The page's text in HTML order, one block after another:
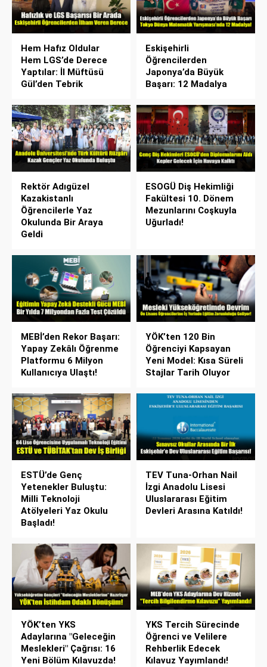
Hem Hafız Oldular
Hem LGS’de Derece
Yaptılar: İl Müftüsü
Gül’den Tebrik
Eskişehirli
Öğrencilerden
Japonya’da Büyük
Başarı: 12 Madalya
Rektör Adıgüzel
Kazakistanlı
Öğrencilerle Yaz
Okulunda Bir Araya
Geldi
ESOGÜ Diş Hekimliği
Fakültesi 10. Dönem
Mezunlarını Coşkuyla
Uğurladı!
MEBİ’den Rekor Başarı:
Yapay Zekâlı Öğrenme
Platformu 6 Milyon
Kullanıcıya Ulaştı!
YÖK’ten 120 Bin
Öğrenciyi Kapsayan
Yeni Model: Kısa Süreli
Stajlar Tarih Oluyor
ESTÜ’de Genç
Yetenekler Buluştu:
Milli Teknoloji
Atölyeleri Yaz Okulu
Başladı!
TEV Tuna-Orhan Nail
İzgi Anadolu Lisesi
Uluslararası Eğitim
Devleri Arasına Katıldı!
YÖK’ten YKS
Adaylarına "Geleceğin
Meslekleri" Çağrısı: 16
Yeni Bölüm Kılavuzda!
YKS Tercih Sürecinde
Öğrenci ve Velilere
Rehberlik Edecek
Kılavuz Yayımlandı!